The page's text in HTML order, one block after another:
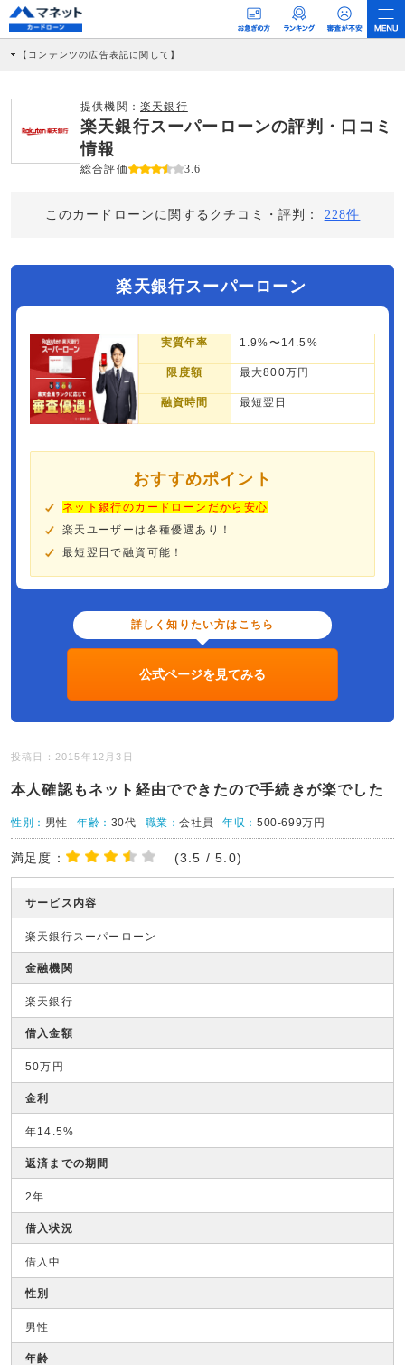
【コンテンツの広告表記に関して】
社に対して企業から紹介報酬が支払われるという収益モデルです。 ただし、特定の
商品を根拠なくPRするものではなく、当編集部の調査／ユーザーへの口コミ収集な
どに基づき、公平性を担保した情報提供を行っています。
提供機関： 楽天銀行
楽天銀行スーパーローンの評判・口コミ
情報
総合評価 3.6
このカードローンに関するクチコミ・評判： 228件
楽天銀行スーパーローン
実質年率 1.9%〜14.5%
限度額 最大800万円
融資時間 最短翌日
おすすめポイント
ネット銀行のカードローンだから安心
楽天ユーザーは各種優遇あり！
最短翌日で融資可能！
詳しく知りたい方はこちら
公式ページを見てみる
投稿日：2015年12月3日
本人確認もネット経由でできたので手続きが楽でした
性別： 男性 年齢： 30代 職業：会社員 年収：500-699万円
満足度： (3.5 / 5.0)
サービス内容
楽天銀行スーパーローン
金融機関
楽天銀行
借入金額
50万円
金利
年14.5%
返済までの期間
2年
借入状況
借入中
性別
男性
年齢